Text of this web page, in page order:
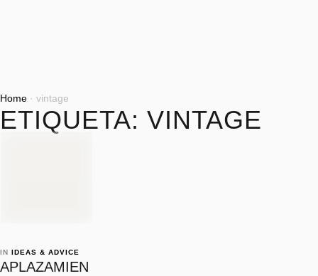
Home · vintage
ETIQUETA: VINTAGE
IN IDEAS & ADVICE
APLAZAMIEN